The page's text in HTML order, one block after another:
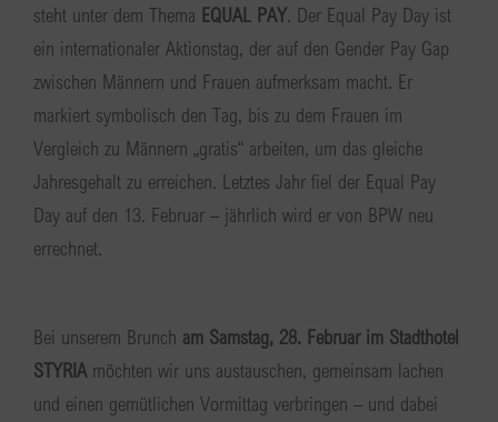
steht unter dem Thema EQUAL PAY. Der Equal Pay Day ist
ein internationaler Aktionstag, der auf den Gender Pay Gap
zwischen Männern und Frauen aufmerksam macht. Er
markiert symbolisch den Tag, bis zu dem Frauen im
Vergleich zu Männern „gratis“ arbeiten, um das gleiche
Jahresgehalt zu erreichen. Letztes Jahr fiel der Equal Pay
Day auf den 13. Februar – jährlich wird er von BPW neu
errechnet.
Bei unserem Brunch am Samstag, 28. Februar im Stadthotel
STYRIA möchten wir uns austauschen, gemeinsam lachen
und einen gemütlichen Vormittag verbringen – und dabei